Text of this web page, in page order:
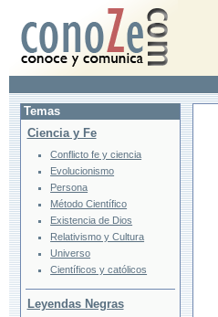
Temas
Ciencia y Fe
Conflicto fe y ciencia
Evolucionismo
Persona
Método Científico
Existencia de Dios
Relativismo y Cultura
Universo
Científicos y católicos
Leyendas Negras